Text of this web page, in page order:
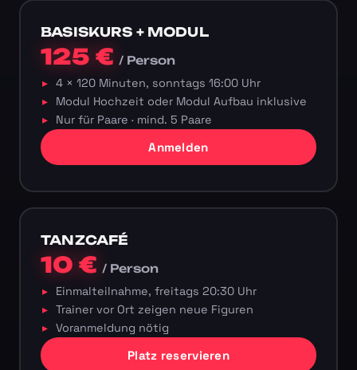
BASISKURS + MODUL
125 €/ Person
4 × 120 Minuten, sonntags 16:00 Uhr
Modul Hochzeit oder Modul Aufbau inklusive
Nur für Paare · mind. 5 Paare
Anmelden
TANZCAFÉ
10 €/ Person
Einmalteilnahme, freitags 20:30 Uhr
Trainer vor Ort zeigen neue Figuren
Voranmeldung nötig
Platz reservieren